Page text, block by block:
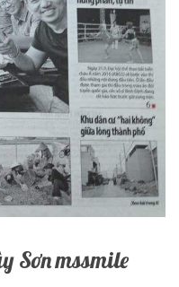
Sơn mssmile